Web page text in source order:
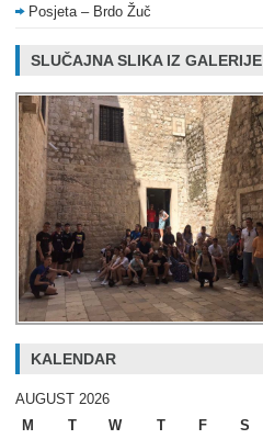
Posjeta – Brdo Žuč
SLUČAJNA SLIKA IZ GALERIJE
KALENDAR
AUGUST 2026
M
T W T F S